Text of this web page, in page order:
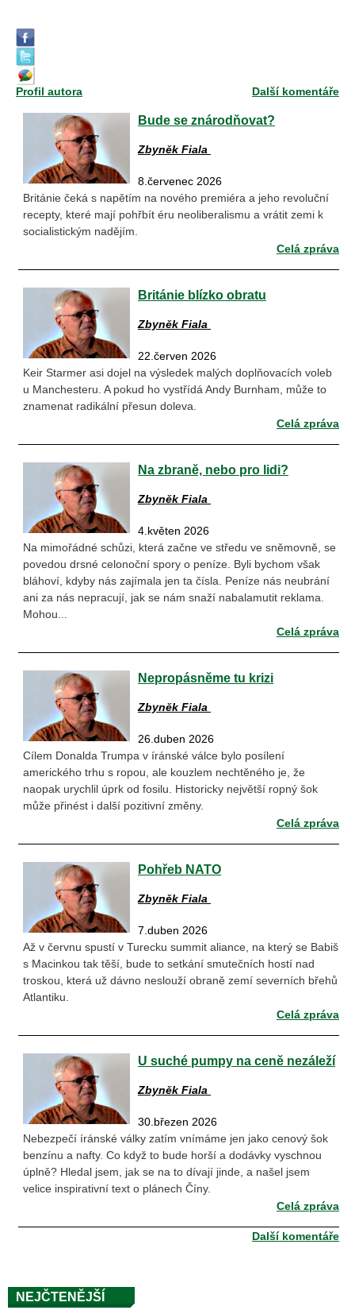
Profil autora Další komentáře
Bude se znárodňovat?
Zbyněk Fiala
8.červenec 2026
Británie čeká s napětím na nového premiéra a jeho revoluční
recepty, které mají pohřbít éru neoliberalismu a vrátit zemi k
socialistickým nadějím.
Celá zpráva
Británie blízko obratu
Zbyněk Fiala
22.červen 2026
Keir Starmer asi dojel na výsledek malých doplňovacích voleb
u Manchesteru. A pokud ho vystřídá Andy Burnham, může to
znamenat radikální přesun doleva.
Celá zpráva
Na zbraně, nebo pro lidi?
Zbyněk Fiala
4.květen 2026
Na mimořádné schůzi, která začne ve středu ve sněmovně, se
povedou drsné celonoční spory o peníze. Byli bychom však
bláhoví, kdyby nás zajímala jen ta čísla. Peníze nás neubrání
ani za nás nepracují, jak se nám snaží nabalamutit reklama.
Mohou...
Celá zpráva
Nepropásněme tu krizi
Zbyněk Fiala
26.duben 2026
Cílem Donalda Trumpa v íránské válce bylo posílení
amerického trhu s ropou, ale kouzlem nechtěného je, že
naopak urychlil úprk od fosilu. Historicky největší ropný šok
může přinést i další pozitivní změny.
Celá zpráva
Pohřeb NATO
Zbyněk Fiala
7.duben 2026
Až v červnu spustí v Turecku summit aliance, na který se Babiš
s Macinkou tak těší, bude to setkání smutečních hostí nad
troskou, která už dávno neslouží obraně zemí severních břehů
Atlantiku.
Celá zpráva
U suché pumpy na ceně nezáleží
Zbyněk Fiala
30.březen 2026
Nebezpečí íránské války zatím vnímáme jen jako cenový šok
benzínu a nafty. Co když to bude horší a dodávky vyschnou
úplně? Hledal jsem, jak se na to dívají jinde, a našel jsem
velice inspirativní text o plánech Číny.
Celá zpráva
Další komentáře
NEJČTENĚJŠÍ